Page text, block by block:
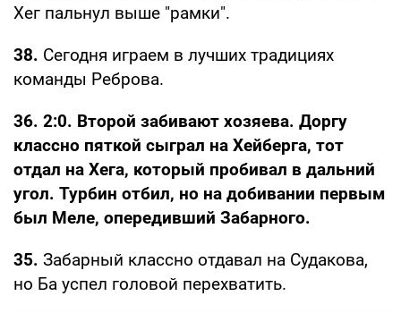
Хег пальнул выше "рамки".
38. Сегодня играем в лучших традициях
команды Реброва.
36. 2:0. Второй забивают хозяева. Доргу
классно пяткой сыграл на Хейберга, тот
отдал на Хега, который пробивал в дальний
угол. Турбин отбил, но на добивании первым
был Меле, опередивший Забарного.
35. Забарный классно отдавал на Судакова,
но Ба успел головой перехватить.